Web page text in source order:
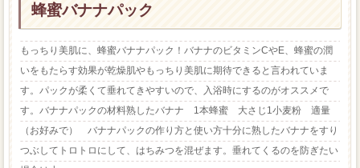
蜂蜜バナナパック
もっちり美肌に、蜂蜜バナナパック！バナナのビタミンCやE、蜂蜜の潤
いをもたらす効果が乾燥肌やもっちり美肌に期待できると言われていま
す。パックが柔くて垂れてきやすいので、入浴時にするのがオススメで
す。バナナパックの材料熟したバナナ 1本蜂蜜 大さじ1小麦粉 適量
（お好みで） バナナパックの作り方と使い方十分に熟したバナナをすり
つぶしてトロトロにして、はちみつを混ぜます。垂れてくるのを防ぎたい